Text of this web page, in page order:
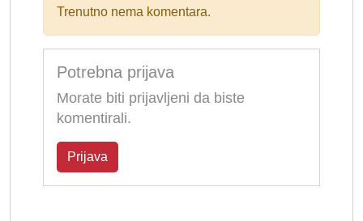
Trenutno nema komentara.
Potrebna prijava
Morate biti prijavljeni da biste
komentirali.
Prijava